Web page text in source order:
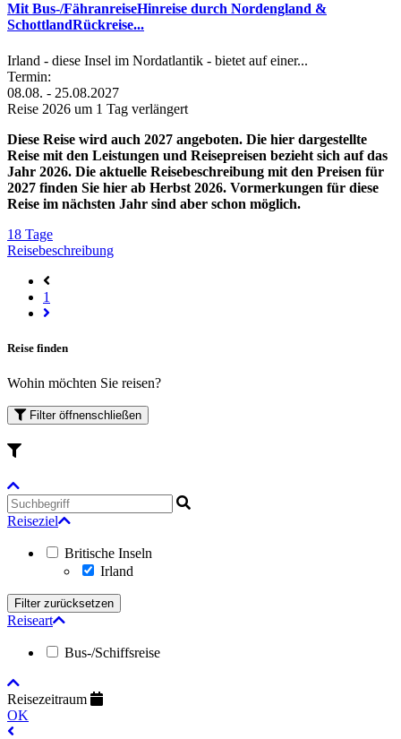
Mit Bus-/FähranreiseHinreise durch Nordengland &
SchottlandRückreise...
Irland - diese Insel im Nordatlantik - bietet auf einer...
Termin:
08.08. - 25.08.2027
Reise 2026 um 1 Tag verlängert
Diese Reise wird auch 2027 angeboten. Die hier dargestellte
Reise mit den Leistungen und Reisepreisen bezieht sich auf das
Jahr 2026. Die aktuelle Reisebeschreibung mit den Preisen für
2027 finden Sie hier ab Herbst 2026. Vormerkungen für diese
Reise im nächsten Jahr sind aber schon möglich.
18 Tage
Reisebeschreibung
1
Reise finden
Wohin möchten Sie reisen?
Filter öffnenschließen
Reiseziel
Britische Inseln
Irland
Reiseart
Bus-/Schiffsreise
Reisezeitraum
OK